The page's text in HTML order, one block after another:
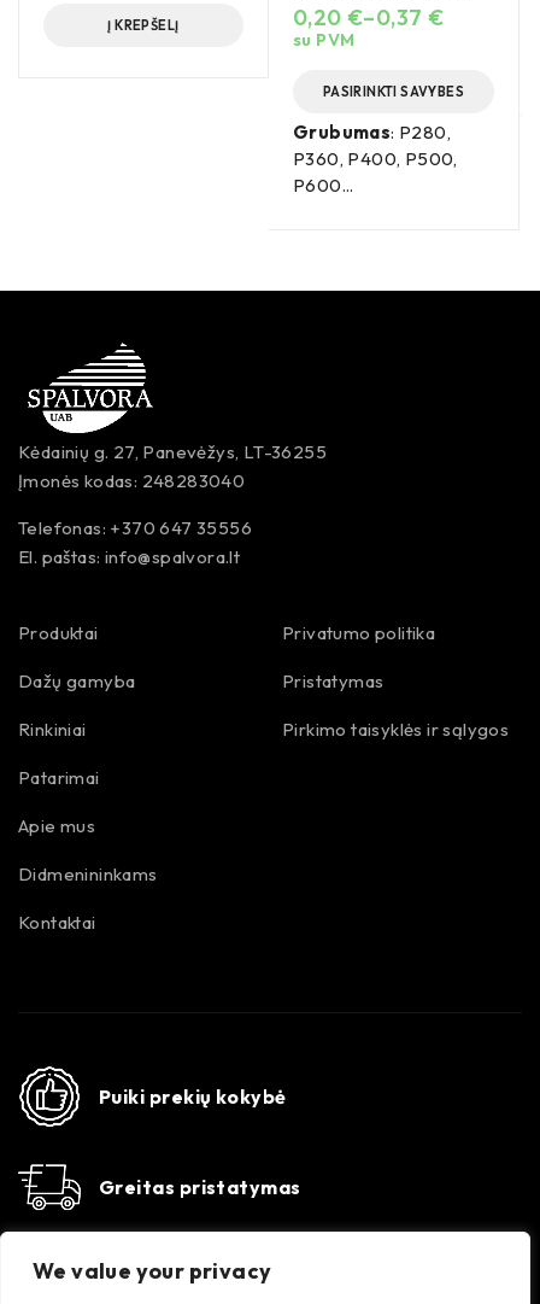
We value your privacy
Į KREPŠELĮ
0,20 €–0,37 €
su PVM
PASIRINKTI SAVYBES
Grubumas: P280,
P360, P400, P500,
P600...
Kėdainių g. 27, Panevėžys, LT-36255
Įmonės kodas: 248283040
Telefonas: +370 647 35556
El. paštas: info@spalvora.lt
Produktai
Dažų gamyba
Rinkiniai
Patarimai
Apie mus
Didmenininkams
Kontaktai
Privatumo politika
Pristatymas
Pirkimo taisyklės ir sąlygos
Puiki prekių kokybė
Greitas pristatymas
Susisiekime